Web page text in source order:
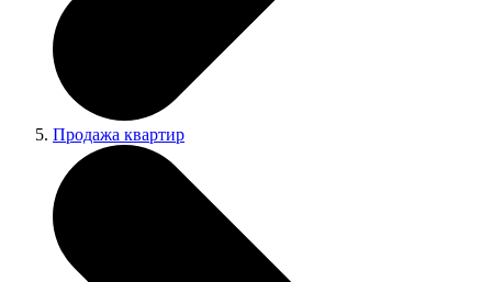
Продажа квартир